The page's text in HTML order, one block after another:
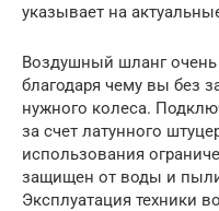
указывает на
Воздушный шланг
благодаря чему вы без
нужного колеса.
за счет латунного
использования
защищен от воды и пыли
Эксплуатация техники